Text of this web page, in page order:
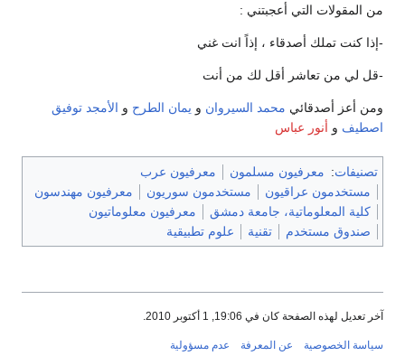
المقولات التي أعجبتني :
كنت تملك أصدقاء ، إذاً انت غني
لي من تعاشر أقل لك من أنت
أعز أصدقائيمحمد السيروانويمان الطرحو الأمجد توفيق
وأنور عباس
تصنيفات: معرفيون مسلمون
معرفيون عرب
مستخدمون عراقيون
مستخدمون سوريون
معرفيون مهندسون
كلية المعلوماتية، جامعة دمشق
معرفيون معلوماتيون
صندوق مستخدم
تقنية علوم تطبيقية
تعديل لهذه الصفحة كان في 19:06, 1 أكتوبر 2010.
الخصوصية عن المعرفة عدم مسؤولية